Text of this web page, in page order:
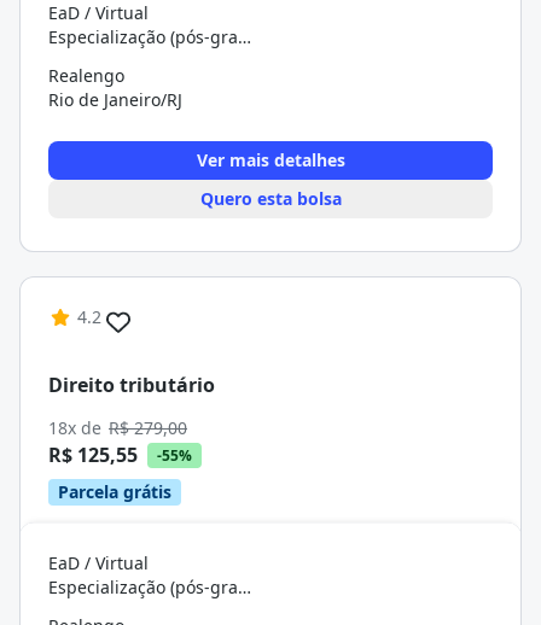
EaD / Virtual
Especialização (pós-graduação)
Realengo
Rio de Janeiro/RJ
Ver mais detalhes
Quero esta bolsa
4.2
Direito tributário
18x de R$ 279,00
R$ 125,55 -55%
Parcela grátis
EaD / Virtual
Especialização (pós-graduação)